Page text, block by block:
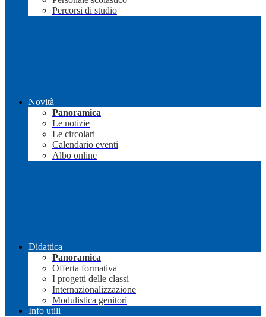
Percorsi di studio
Novità
Panoramica
Le notizie
Le circolari
Calendario eventi
Albo online
Didattica
Panoramica
Offerta formativa
I progetti delle classi
Internazionalizzazione
Modulistica genitori
Info utili